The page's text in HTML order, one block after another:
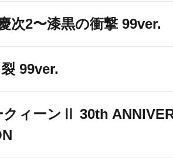
次2〜漆黒の衝撃 99ver.
99ver.
クィーンⅡ 30th